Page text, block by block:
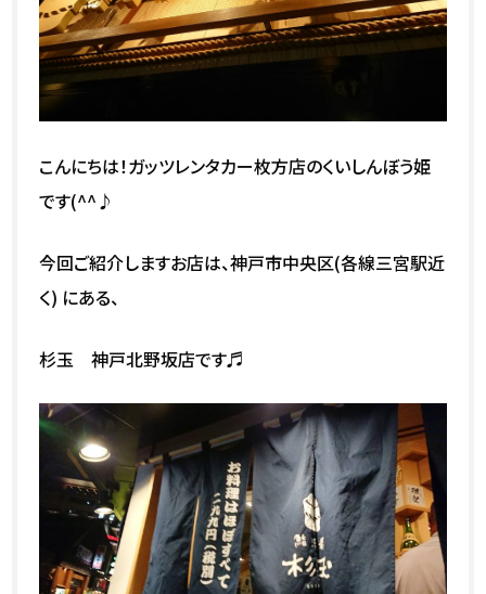
こんにちは！ガッツレンタカー枚方店のくいしんぼう姫
です(^^♪
今回ご紹介しますお店は、神戸市中央区(各線三宮駅近
く) にある、
杉玉 神戸北野坂店です♬